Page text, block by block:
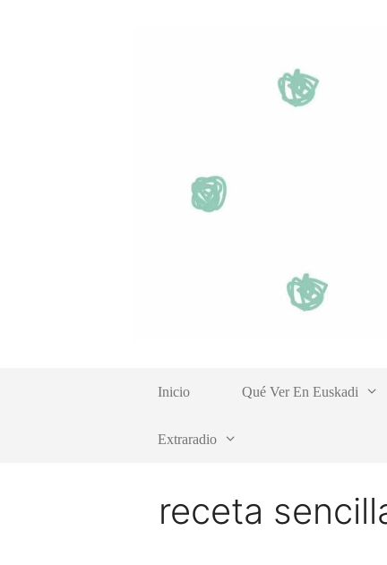
Inicio Qué Ver En Euskadi
Extraradio
receta